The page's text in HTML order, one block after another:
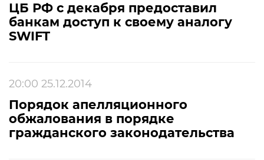
ЦБ РФ с декабря предоставил
банкам доступ к своему аналогу
SWIFT
20:00 25.12.2014
Порядок апелляционного
обжалования в порядке
гражданского законодательства